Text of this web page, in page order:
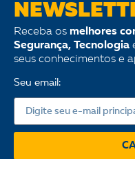
Receba os melhores
Segurança, Tecnologia
seus conhecimentos e
Seu email: